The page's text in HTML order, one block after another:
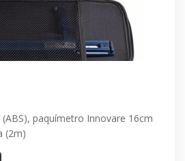
paquímetro Innovare 16cm
(2m)